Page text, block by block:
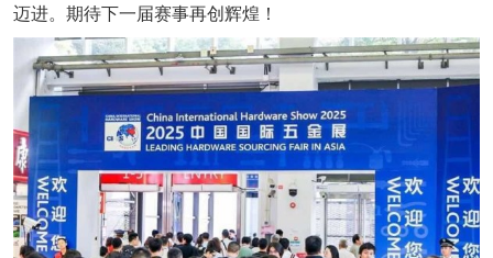
迈进。期待下一届赛事再创辉煌！